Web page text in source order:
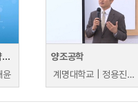
발효부터 바이오의약품 제조까지
윤
양조공학
계명대학교 | 정용진 교수